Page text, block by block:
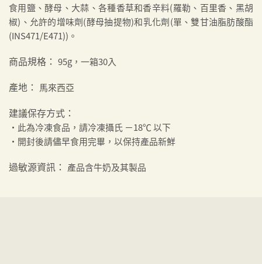
食用鹽、酵母、大蒜、各種香草和香辛料(羅勒、百里香、黑胡
椒)、允許的增味劑(酵母抽提物)和乳化劑(單、雙甘油脂肪酸酯
(INS471/E471))。
商品規格： 95g，一箱30入
產地： 馬來西亞
建議保存方式：
・此為冷凍食品，請冷凍攝氏 －18℃ 以下
・開封後請儘早食用完畢，以保持產品新鮮
過敏源資訊： 產品含牛奶及其製品